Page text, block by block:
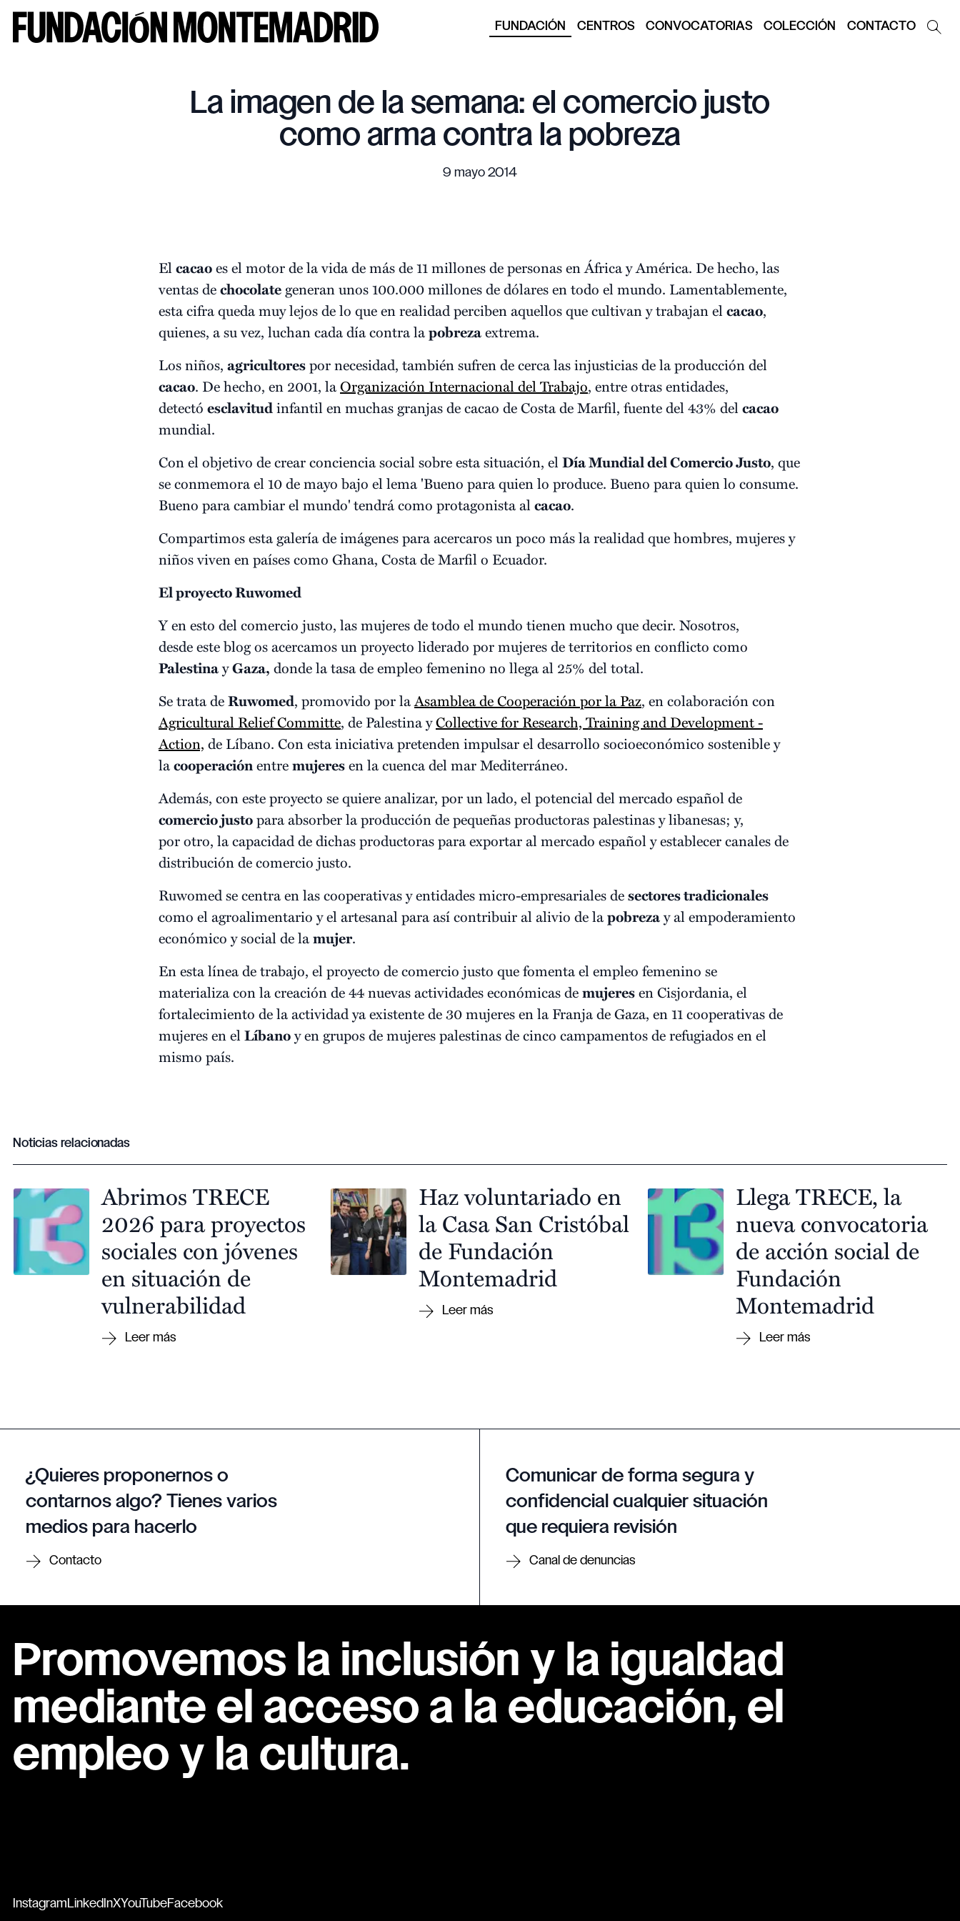
FUNDACIÓN CENTROS CONVOCATORIAS COLECCIÓN CONTACTO
La imagen de la semana: el comercio justo
como arma contra la pobreza
9 mayo 2014
Elcacaoes el motor de la vida de más de 11 millones de personas en África y América. De hecho, las
ventas dechocolate generan unos 100.000 millones de dólares en todo el mundo. Lamentablemente,
esta cifra queda muy lejos de lo que en realidad perciben aquellos que cultivan y trabajan elcacao,
quienes, a su vez, luchan cada día contra lapobrezaextrema.
Los niños, agricultorespor necesidad, también sufren de cerca las injusticias de la producción del
cacao. De hecho, en 2001, laOrganización Internacional del Trabajo, entre otras entidades,
detectó esclavitudinfantil en muchas granjas de cacao de Costa de Marfil, fuente del 43% delcacao
mundial.
Con el objetivo de crear conciencia social sobre esta situación, elDía Mundial del Comercio Justo, que
se conmemora el 10 de mayo bajo el lema 'Bueno para quien lo produce. Bueno para quien lo consume.
Bueno para cambiar el mundo'tendrá como protagonista alcacao.
Compartimos esta galería de imágenes para acercaros un poco más la realidad que hombres, mujeres y
niños viven en países como Ghana, Costa de Marfil o Ecuador.
El proyecto Ruwomed
Y en esto del comercio justo, las mujeres de todo el mundo tienen mucho que decir. Nosotros,
desde este blog os acercamos un proyecto liderado por mujeres de territorios en conflicto como
PalestinayGaza, donde la tasa de empleo femenino no llega al 25% del total.
Se trata deRuwomed, promovido por laAsamblea de Cooperación por la Paz, en colaboración con
Agricultural Relief Committe, de Palestina yCollective for Research, Training and Development -
Action, de Líbano. Con esta iniciativa pretenden impulsar el desarrollo socioeconómico sostenible y
lacooperaciónentremujeresen la cuenca del mar Mediterráneo.
Además, con este proyecto se quiere analizar, por un lado, el potencial del mercado español de
comercio justopara absorber la producción de pequeñas productoras palestinas y libanesas; y,
por otro, la capacidad de dichas productoras para exportar al mercado español y establecer canales de
distribución de comercio justo.
Ruwomed se centra en las cooperativas y entidades micro-empresariales desectores tradicionales
como el agroalimentario y el artesanal para así contribuir al alivio de lapobrezay al empoderamiento
económico y social de lamujer.
En esta línea de trabajo, el proyecto de comercio justo que fomenta el empleo femenino se
materializa con la creación de 44 nuevas actividades económicas demujeresen Cisjordania, el
fortalecimiento de la actividad ya existente de 30 mujeres en la Franja de Gaza, en 11 cooperativas de
mujeres en elLíbanoy en grupos de mujeres palestinas de cinco campamentos de refugiados en el
mismo país.
Noticias relacionadas
Abrimos TRECE
2026 para proyectos
sociales con jóvenes
en situación de
vulnerabilidad
Haz voluntariado en
la Casa San Cristóbal
de Fundación
Montemadrid
Llega TRECE, la
nueva convocatoria
de acción social de
Fundación
Montemadrid
¿Quieres proponernos o
contarnos algo? Tienes varios
medios para hacerlo
Contacto
Comunicar de forma segura y
confidencial cualquier situación
que requiera revisión
Canal de denuncias
Promovemos la inclusión y la igualdad
mediante el acceso a la educación, el
empleo y la cultura.
Instagram LinkedInXYouTubeFacebook